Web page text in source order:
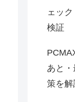
ェッ
検証
あと
策を解